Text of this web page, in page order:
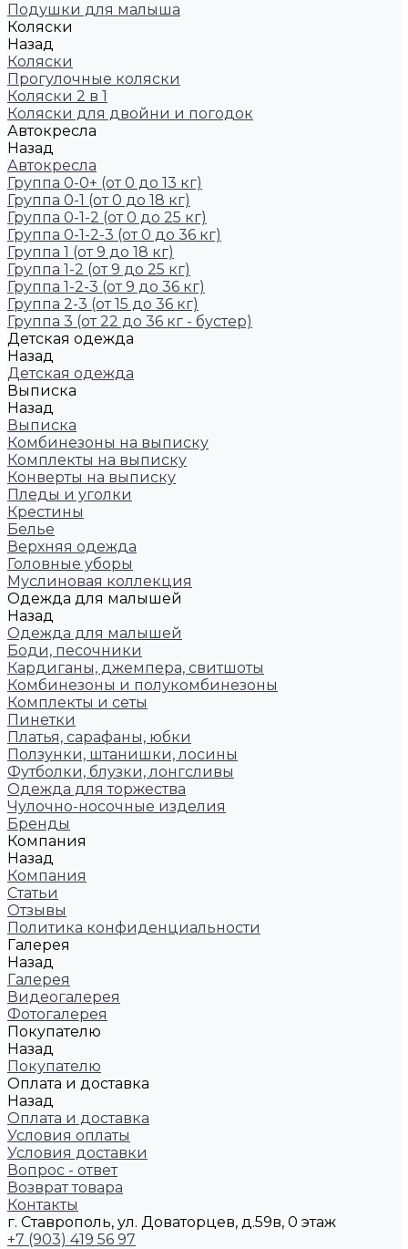
Подушки для малыша
Коляски
Назад
Коляски
Прогулочные коляски
Коляски 2 в 1
Коляски для двойни и погодок
Автокресла
Назад
Автокресла
Группа 0-0+ (от 0 до 13 кг)
Группа 0-1 (от 0 до 18 кг)
Группа 0-1-2 (от 0 до 25 кг)
Группа 0-1-2-3 (от 0 до 36 кг)
Группа 1 (от 9 до 18 кг)
Группа 1-2 (от 9 до 25 кг)
Группа 1-2-3 (от 9 до 36 кг)
Группа 2-3 (от 15 до 36 кг)
Группа 3 (от 22 до 36 кг - бустер)
Детская одежда
Назад
Детская одежда
Выписка
Назад
Выписка
Комбинезоны на выписку
Комплекты на выписку
Конверты на выписку
Пледы и уголки
Крестины
Белье
Верхняя одежда
Головные уборы
Муслиновая коллекция
Одежда для малышей
Назад
Одежда для малышей
Боди, песочники
Кардиганы, джемпера, свитшоты
Комбинезоны и полукомбинезоны
Комплекты и сеты
Пинетки
Платья, сарафаны, юбки
Ползунки, штанишки, лосины
Футболки, блузки, лонгсливы
Одежда для торжества
Чулочно-носочные изделия
Бренды
Компания
Назад
Компания
Статьи
Отзывы
Политика конфиденциальности
Галерея
Назад
Галерея
Видеогалерея
Фотогалерея
Покупателю
Назад
Покупателю
Оплата и доставка
Назад
Оплата и доставка
Условия оплаты
Условия доставки
Вопрос - ответ
Возврат товара
Контакты
г. Ставрополь, ул. Доваторцев, д.59в, 0 этаж
+7 (903) 419 56 97